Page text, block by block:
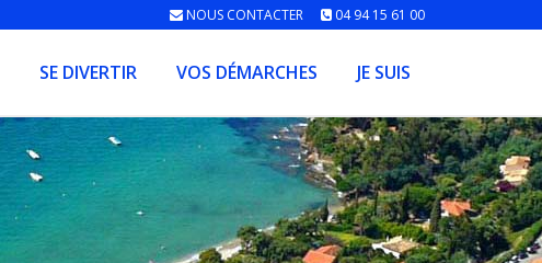
NOUS CONTACTER 04 94 15 61 00
SE DIVERTIR VOS DÉMARCHES JE SUIS